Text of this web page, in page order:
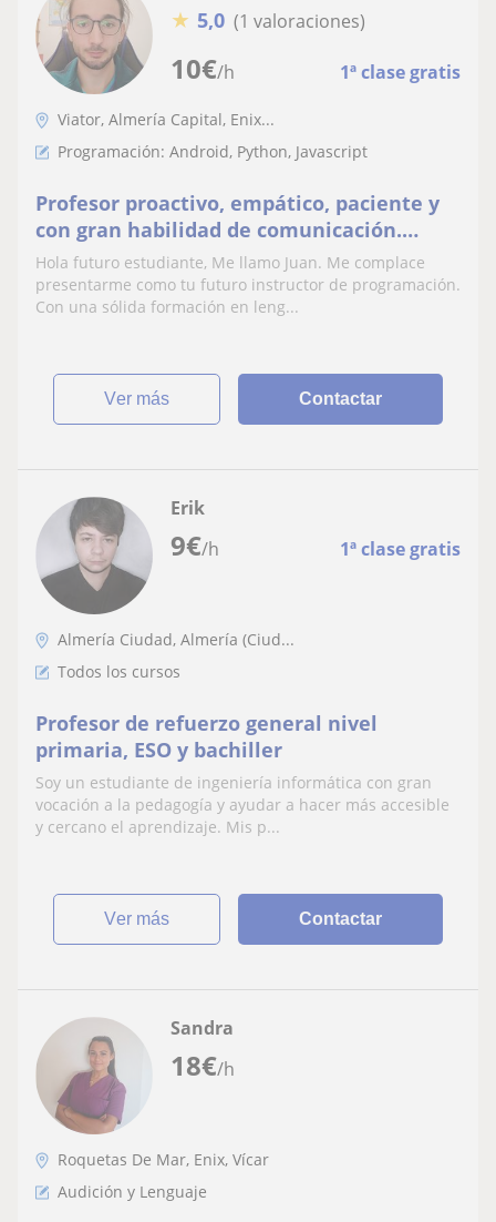
10€/h 1ª clase gratis
★ 5,0 (1 valoraciones)
Viator, Almería Capital, Enix...
Programación: Android, Python, Javascript
Profesor proactivo, empático, paciente y
con gran habilidad de comunicación.
Apadionado de la programación y las
matemáticas
Hola futuro estudiante, Me llamo Juan. Me complace
presentarme como tu futuro instructor de programación.
Con una sólida formación en leng...
ver más Contactar
9€/h 1ª clase gratis
Erik
Almería Ciudad, Almería (Ciud...
Todos los cursos
Profesor de refuerzo general nivel
primaria, ESO y bachiller
Soy un estudiante de ingeniería informática con gran
vocación a la pedagogía y ayudar a hacer más accesible
y cercano el aprendizaje. Mis p...
ver más Contactar
18€/h
Sandra
Roquetas De Mar, Enix, Vícar
Audición y Lenguaje